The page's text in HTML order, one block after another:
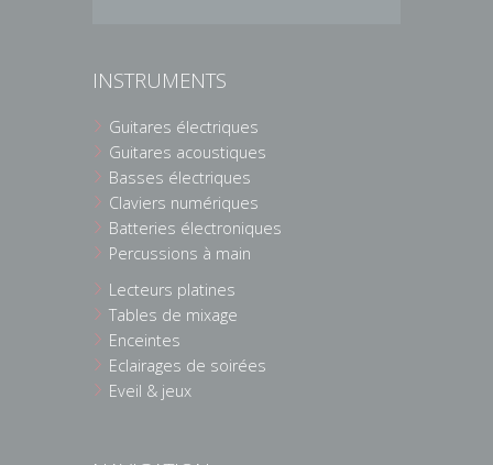
INSTRUMENTS
Guitares électriques
Guitares acoustiques
Basses électriques
Claviers numériques
Batteries électroniques
Percussions à main
Lecteurs platines
Tables de mixage
Enceintes
Eclairages de soirées
Eveil & jeux